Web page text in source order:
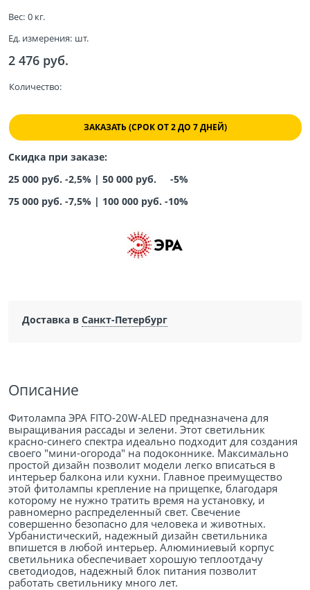
Вес: 0 кг.
Ед. измерения: шт.
2 476 руб.
Количество:
ЗАКАЗАТЬ (СРОК ОТ 2 ДО 7 ДНЕЙ)
Скидка при заказе:
25 000 руб. -2,5% | 50 000 руб. -5%
75 000 руб. -7,5% | 100 000 руб. -10%
Доставка в Санкт-Петербург
Описание
Фитолампа ЭРА FITO-20W-АLED предназначена для
выращивания рассады и зелени. Этот светильник
красно-синего спектра идеально подходит для создания
своего "мини-огорода" на подоконнике. Максимально
простой дизайн позволит модели легко вписаться в
интерьер балкона или кухни. Главное преимущество
этой фитолампы крепление на прищепке, благодаря
которому не нужно тратить время на установку, и
равномерно распределенный свет. Свечение
совершенно безопасно для человека и животных.
Урбанистический, надежный дизайн светильника
впишется в любой интерьер. Алюминиевый корпус
светильника обеспечивает хорошую теплоотдачу
светодиодов, надежный блок питания позволит
работать светильнику много лет.